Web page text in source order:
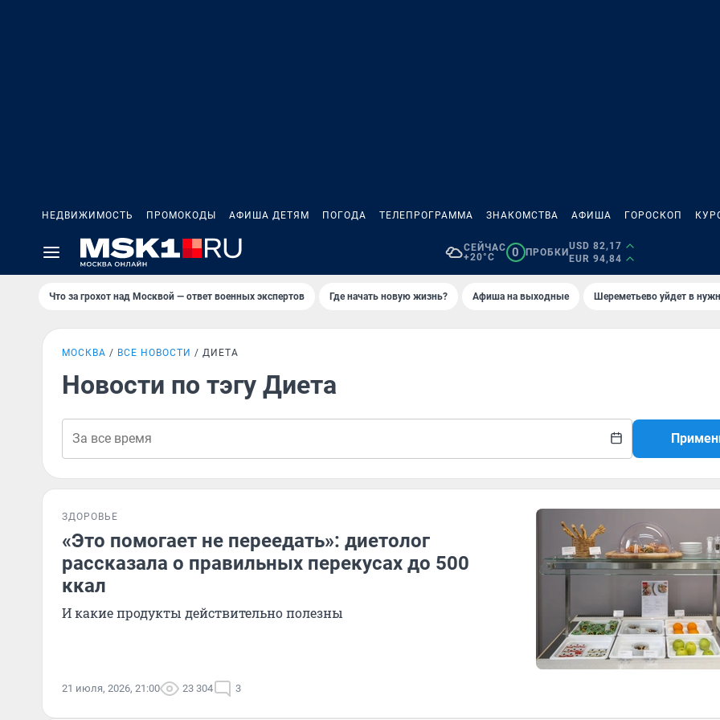
НЕДВИЖИМОСТЬ ПРОМОКОДЫ АФИША ДЕТЯМ ПОГОДА ТЕЛЕПРОГРАММА ЗНАКОМСТВА АФИША ГОРОСКОП
СЕЙЧАС
+20°C
0 ПРОБКИ
USD 82,17
EUR 94,84
Что за грохот над Москвой — ответ военных экспертов Где начать новую жизнь? Афиша на выходные Шереметьево уйдет в
МОСКВА ВСЕ НОВОСТИ ДИЕТА
Новости по тэгу Диета
ЗДОРОВЬЕ
«Это помогает не переедать»: диетолог
рассказала о правильных перекусах до 500
ккал
И какие продукты действительно полезны
21 июля, 2026, 21:00 23 304 3